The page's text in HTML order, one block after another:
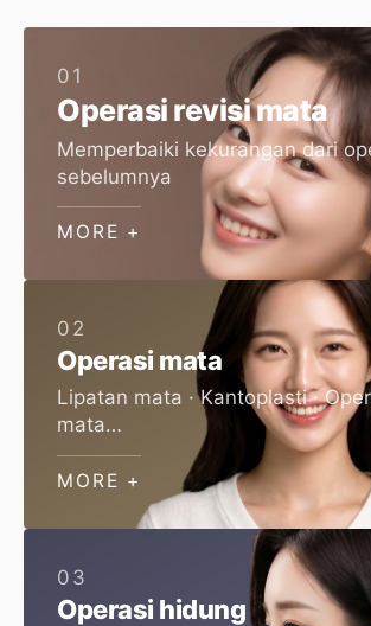
01
Operasi revisi mata
Memperbaiki kekurangan dari
sebelumnya
MORE +
02
Operasi mata
Lipatan mata · Kantoplasti ·
mata
Desain garis natural yang sesuai
proporsi wajah
MORE +
03
Operasi hidung